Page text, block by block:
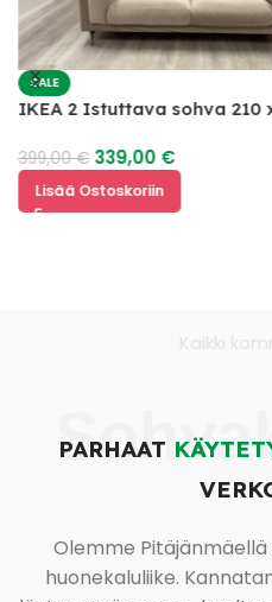
SALE
IKEA 2 Istuttava sohva 210
399,00€ 339,00 €
Lisää Ostoskoriin
PARHAAT
Olemme
huonekaluliike.